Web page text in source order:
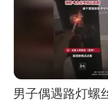
男子偶遇路灯螺